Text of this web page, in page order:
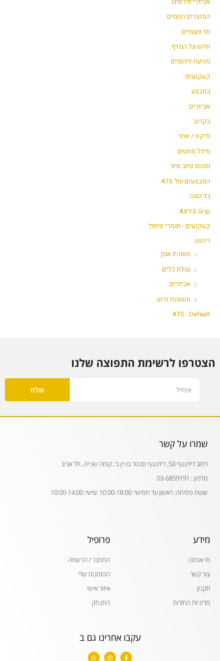
י
המוצרים החמים
חד פעמיים
חדש על המדף
מניעת זיהומים
קעקועים
במבצע
אביזרים
בקרוב
מיקס / אחר
מיכל מחטים
מגנום טיוב טיפ
המבצעים של ATS
בד הגנה
AXYS Grip
קעקועים - חומרי טיפול
ריהוט
תאורת אמן
עגלת כלים
אביזרים
משענת זרוע
ATS - Default
הצטרפו לרשימת התפוצה שלנו
שלח
שמרו על קשר
רחוב דיזינגוף 50, דיזינגוף סנטר בניין ב׳, קומה שנייה, תל אביב
טלפון : 03-6859191
שעות פתיחה: ראשון עד חמישי: 10:00-18:00 שישי: 10:00-14:00
מידע
מי אנחנו
צור קשר
תקנון
מדיניות החזרות
פרופיל
התחבר / הרשמה
ההזמנות שלי
איזור אישי
התנתק
עקבו אחרינו גם ב
F
I
W